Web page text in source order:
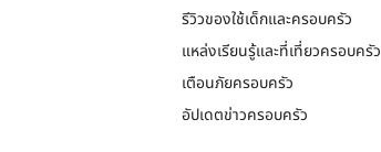
รีวิวของใช้เด็กและครอบครัว
แหล่งเรียนรู้และที่เที่ยวครอบครัว
เตือนภัยครอบครัว
อัปเดตข่าวครอบครัว